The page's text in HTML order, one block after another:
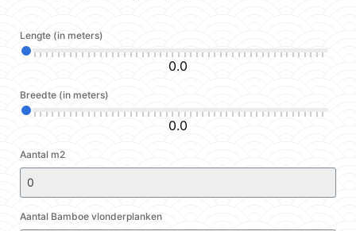
Lengte (in meters)
0.0
Breedte (in meters)
0.0
Aantal m2
Aantal Bamboe vlonderplanken